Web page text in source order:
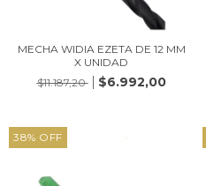
MECHA WIDIA EZETA DE 12 MM
X UNIDAD
$11.187,20
$6.992,00
38% OFF